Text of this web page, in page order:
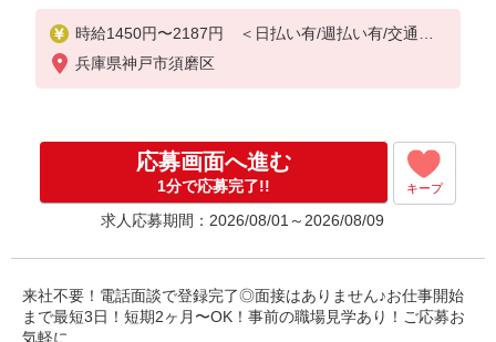
時給1450円〜2187円 ＜日払い有/週払い有/交通費
全支給(ガソリン代含む)＞
兵庫県神戸市須磨区
応募画面へ進む
1分で応募完了!! キープ
求人応募期間：2026/08/01～2026/08/09
来社不要！電話面談で登録完了◎面接はありません♪お仕事開始
まで最短3日！短期2ヶ月〜OK！事前の職場見学あり！ご応募お
気軽に